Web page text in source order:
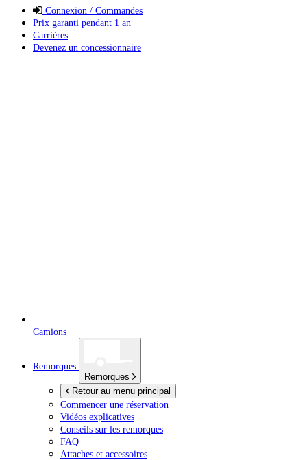
Connexion / Commandes
Prix garanti pendant 1 an
Carrières
Devenez un concessionnaire
Camions
Remorques
Remorques
Retour au menu principal
Commencer une réservation
Vidéos explicatives
Conseils sur les remorques
FAQ
Attaches et accessoires